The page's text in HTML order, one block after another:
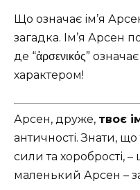
Що означає ім’я
загадка. Ім’я Арсен
де “ἀρσενικός”
характером!
Арсен, друже, твоє
античності. Знати,
сили та хоробрості,
маленький Арсен –